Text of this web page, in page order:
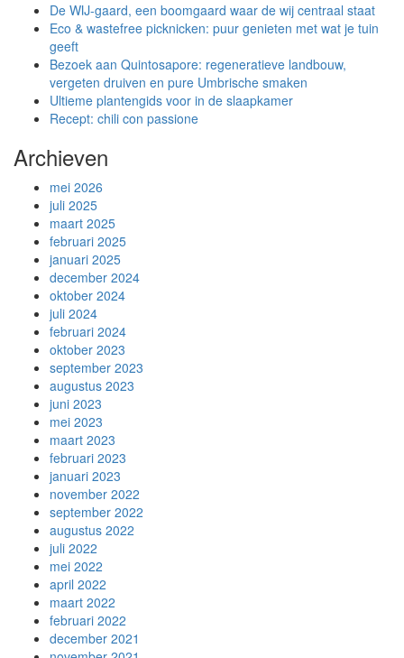
De WIJ-gaard, een boomgaard waar de wij centraal staat
Eco & wastefree picknicken: puur genieten met wat je tuin
geeft
Bezoek aan Quintosapore: regeneratieve landbouw,
vergeten druiven en pure Umbrische smaken
Ultieme plantengids voor in de slaapkamer
Recept: chili con passione
Archieven
mei 2026
juli 2025
maart 2025
februari 2025
januari 2025
december 2024
oktober 2024
juli 2024
februari 2024
oktober 2023
september 2023
augustus 2023
juni 2023
mei 2023
maart 2023
februari 2023
januari 2023
november 2022
september 2022
augustus 2022
juli 2022
mei 2022
april 2022
maart 2022
februari 2022
december 2021